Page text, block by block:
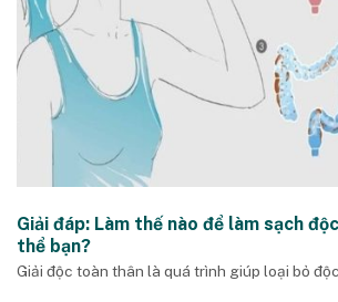
Giải đáp: Làm thế nào để làm sạch
thể bạn?
Giải độc toàn thân là quá trình giúp loại bỏ